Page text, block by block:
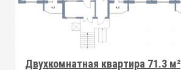
Двухкомнатная квартира 71.3 м²